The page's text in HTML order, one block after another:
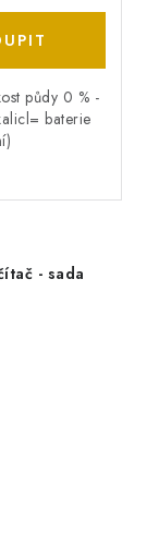
půdy 0 % -
baterie
- sada